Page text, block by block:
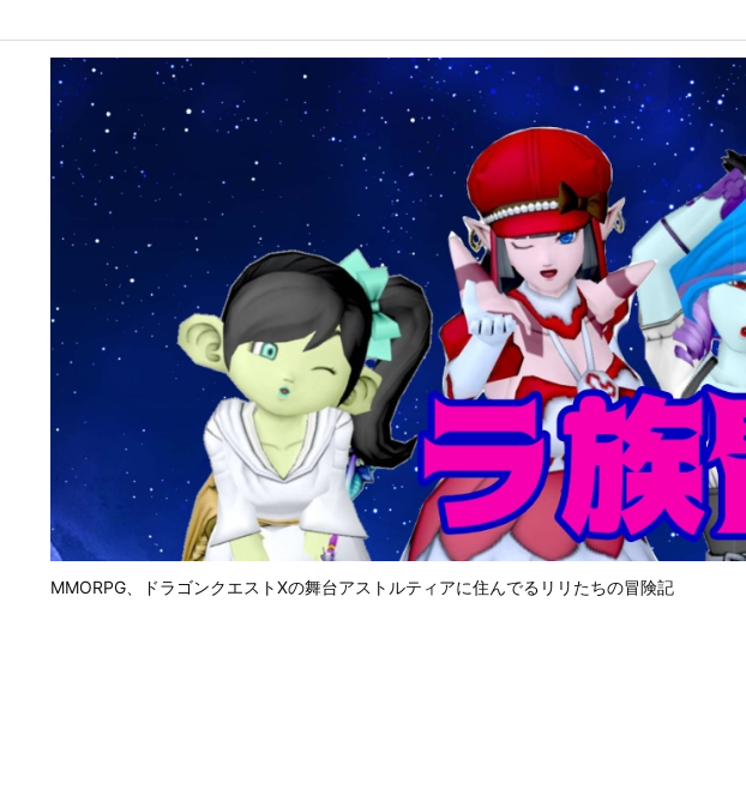
MMORPG、ドラゴンクエストⅩの舞台アストルティアに住んでるリリたちの冒険記